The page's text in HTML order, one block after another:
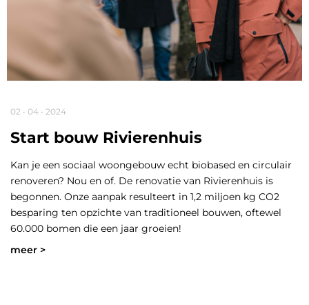
02 • 04 • 2024
Start bouw Rivierenhuis
Kan je een sociaal woongebouw echt biobased en circulair
renoveren? Nou en of. De renovatie van Rivierenhuis is
begonnen. Onze aanpak resulteert in 1,2 miljoen kg CO2
besparing ten opzichte van traditioneel bouwen, oftewel
60.000 bomen die een jaar groeien!
meer >